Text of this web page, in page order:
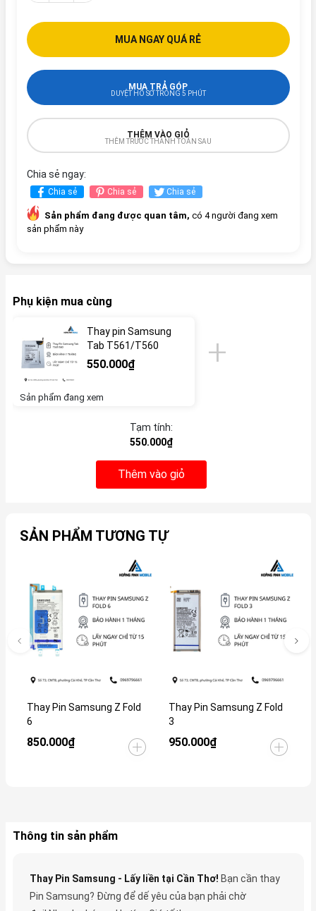
MUA NGAY QUÁ RẺ
MUA TRẢ GÓP
DUYỆT HỒ SƠ TRONG 5 PHÚT
THÊM VÀO GIỎ
THÊM TRƯỚC THANH TOÁN SAU
Chia sẻ ngay:
Chia sẻ Chia sẻ Chia sẻ
Sản phẩm đang được quan tâm, có 4 người đang xem
sản phẩm này
Phụ kiện mua cùng
Thay pin Samsung
Tab T561/T560
550.000₫
Sản phẩm đang xem
Tạm tính:
550.000₫
Thêm vào giỏ
SẢN PHẨM TƯƠNG TỰ
Thay Pin Samsung Z Fold
6
850.000₫
Thay Pin Samsung Z Fold
3
950.000₫
Thông tin sản phẩm
Thay Pin Samsung - Lấy liền tại Cần Thơ! Bạn cần thay
Pin Samsung? Đừng để dế yêu của bạn phải chờ